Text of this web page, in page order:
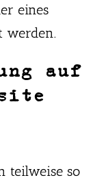
eines
werden.
auf
teilweise so